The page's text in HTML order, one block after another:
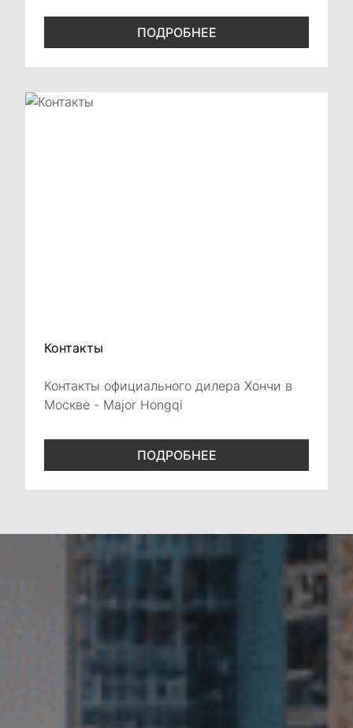
ПОДРОБНЕЕ
Контакты
Контакты официального дилера Хончи в
Москве - Major Hongqi
ПОДРОБНЕЕ